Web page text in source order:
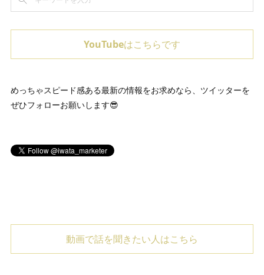
YouTubeはこちらです
めっちゃスピード感ある最新の情報をお求めなら、ツイッターを
ぜひフォローお願いします😎
動画で話を聞きたい人はこちら